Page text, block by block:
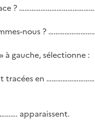
?
nous ?
à gauche, sélectionne :
tracées en
apparaissent.